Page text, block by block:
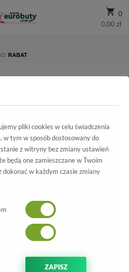
0
0,00 zł
RABAT
Blu...07070 Miedź K
produkty
Miedź K
Miedź K
pliki cookies w celu świadczenia
w tym w sposób dostosowany do
z witryny bez zmiany ustawień
będą one zamieszczane w Twoim
w każdym czasie zmiany
ZAPISZ